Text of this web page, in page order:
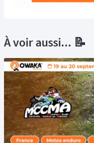
À voir aussi... 📝